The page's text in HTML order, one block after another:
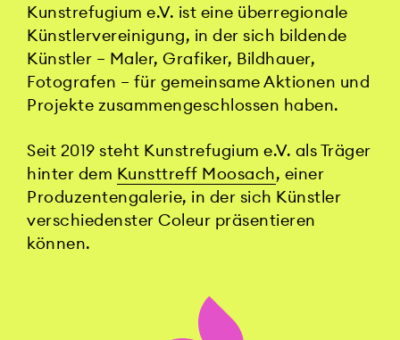
Kunstrefugium e.V. ist eine überregionale
Künstlervereinigung, in der sich bildende
Künstler – Maler, Grafiker, Bildhauer,
Fotografen – für gemeinsame Aktionen und
Projekte zusammengeschlossen haben.
Seit 2019 steht Kunstrefugium e.V. als Träger
hinter dem Kunsttreff Moosach, einer
Produzentengalerie, in der sich Künstler
verschiedenster Coleur präsentieren
können.